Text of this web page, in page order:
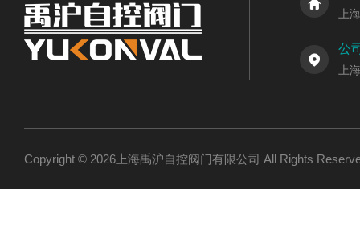
上
公
上
Copyright © 2026上海禹沪自控阀门有限公司 All Rights